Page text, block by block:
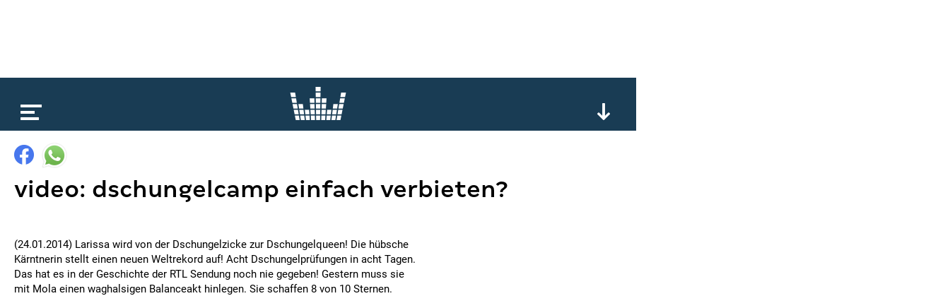
video: dschungelcamp einfach verbieten?
(24.01.2014) Larissa wird von der Dschungelzicke zur Dschungelqueen! Die hübsche
Kärntnerin stellt einen neuen Weltrekord auf! Acht Dschungelprüfungen in acht Tagen.
Das hat es in der Geschichte der RTL Sendung noch nie gegeben! Gestern muss sie
mit Mola einen waghalsigen Balanceakt hinlegen. Sie schaffen 8 von 10 Sternen.